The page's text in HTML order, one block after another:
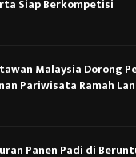
Siap Berkompetisi
Malaysia Dorong
Pariwisata Ramah
Panen Padi di